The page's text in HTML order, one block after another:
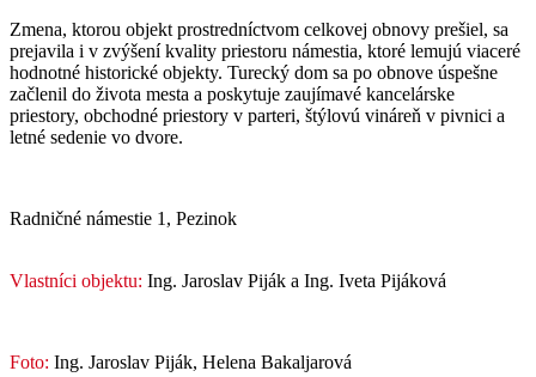
Zmena, ktorou objekt prostredníctvom celkovej obnovy prešiel, sa
prejavila i v zvýšení kvality priestoru námestia, ktoré lemujú viaceré
hodnotné historické objekty. Turecký dom sa po obnove úspešne
začlenil do života mesta a poskytuje zaujímavé kancelárske
priestory, obchodné priestory v parteri, štýlovú vináreň v pivnici a
letné sedenie vo dvore.
Radničné námestie 1, Pezinok
Vlastníci objektu: Ing. Jaroslav Piják a Ing. Iveta Pijáková
Foto: Ing. Jaroslav Piják, Helena Bakaljarová